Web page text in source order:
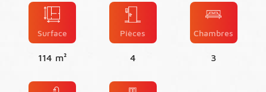
Surface
114 m²
Pièces
4
Chambres
3